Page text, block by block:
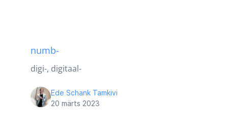
numb-
digi-, digitaal-
Ede Schank Tamkivi
20 märts 2023